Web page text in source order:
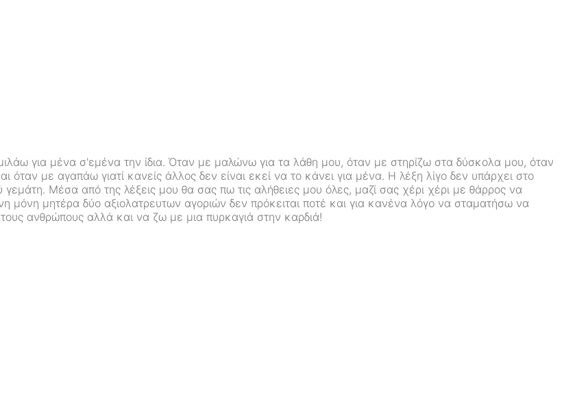
για μένα σ'εμένα την ίδια. Όταν με μαλώνω για τα λάθη μου, όταν με στηρίζω στα δύσκολα μου, όταν
με αγαπάω γιατί κανείς άλλος δεν είναι εκεί να το κάνει για μένα. Η λέξη λίγο δεν υπάρχει στο
γεμάτη. Μέσα από της λέξεις μου θα σας πω τις αλήθειες μου όλες, μαζί σας χέρι χέρι με θάρρος να
μόνη μητέρα δύο αξιολατρευτων αγοριών δεν πρόκειται ποτέ και για κανένα λόγο να σταματήσω να
ανθρώπους αλλά και να ζω με μια πυρκαγιά στην καρδιά!